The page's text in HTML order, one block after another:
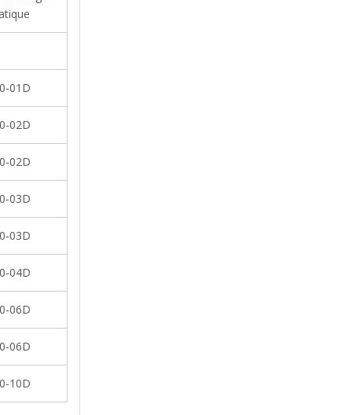
01D
02D
02D
03D
03D
04D
06D
06D
10D